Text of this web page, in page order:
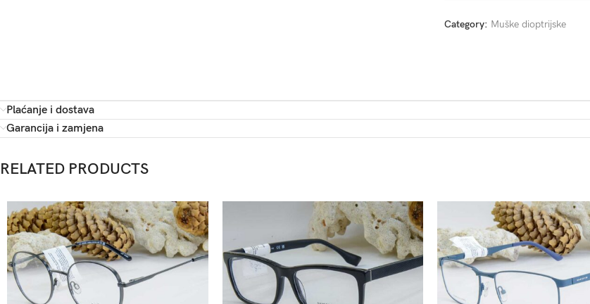
Category: Muške dioptrijske
Plaćanje i dostava
Garancija i zamjena
RELATED PRODUCTS